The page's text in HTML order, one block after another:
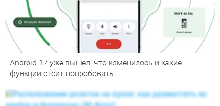
Android 17 уже вышел: что изменилось и какие
функции стоит попробовать